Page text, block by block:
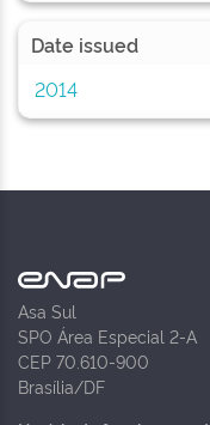
Date issued
2014
Asa Sul
SPO Área Especial 2-A
CEP 70.610-900
Brasília/DF